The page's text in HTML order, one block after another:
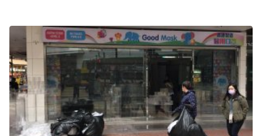
Luce Diurna
Magazzino
Parcheggio privato
Piano terra
Raw
Riscaldamento